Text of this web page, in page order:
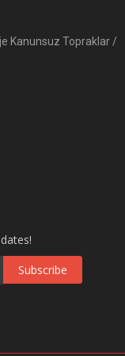
Kanunsuz Topraklar /
Subscribe